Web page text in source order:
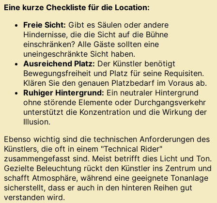
Eine kurze Checkliste für die Location:
Freie Sicht: Gibt es Säulen oder andere
Hindernisse, die die Sicht auf die Bühne
einschränken? Alle Gäste sollten eine
uneingeschränkte Sicht haben.
Ausreichend Platz: Der Künstler benötigt
Bewegungsfreiheit und Platz für seine Requisiten.
Klären Sie den genauen Platzbedarf im Voraus ab.
Ruhiger Hintergrund: Ein neutraler Hintergrund
ohne störende Elemente oder Durchgangsverkehr
unterstützt die Konzentration und die Wirkung der
Illusion.
Ebenso wichtig sind die technischen Anforderungen des
Künstlers, die oft in einem "Technical Rider"
zusammengefasst sind. Meist betrifft dies Licht und Ton.
Gezielte Beleuchtung rückt den Künstler ins Zentrum und
schafft Atmosphäre, während eine geeignete Tonanlage
sicherstellt, dass er auch in den hinteren Reihen gut
verstanden wird.